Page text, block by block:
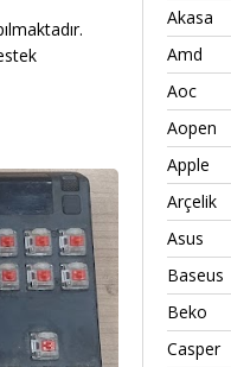
Akasa
Amd
Aoc
Aopen
Apple
Arçelik
Asus
Baseus
Beko
Casper